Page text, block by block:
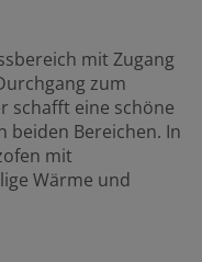
mit Zugang
zum
schafft eine schöne
beiden Bereichen. In
mit
Wärme und